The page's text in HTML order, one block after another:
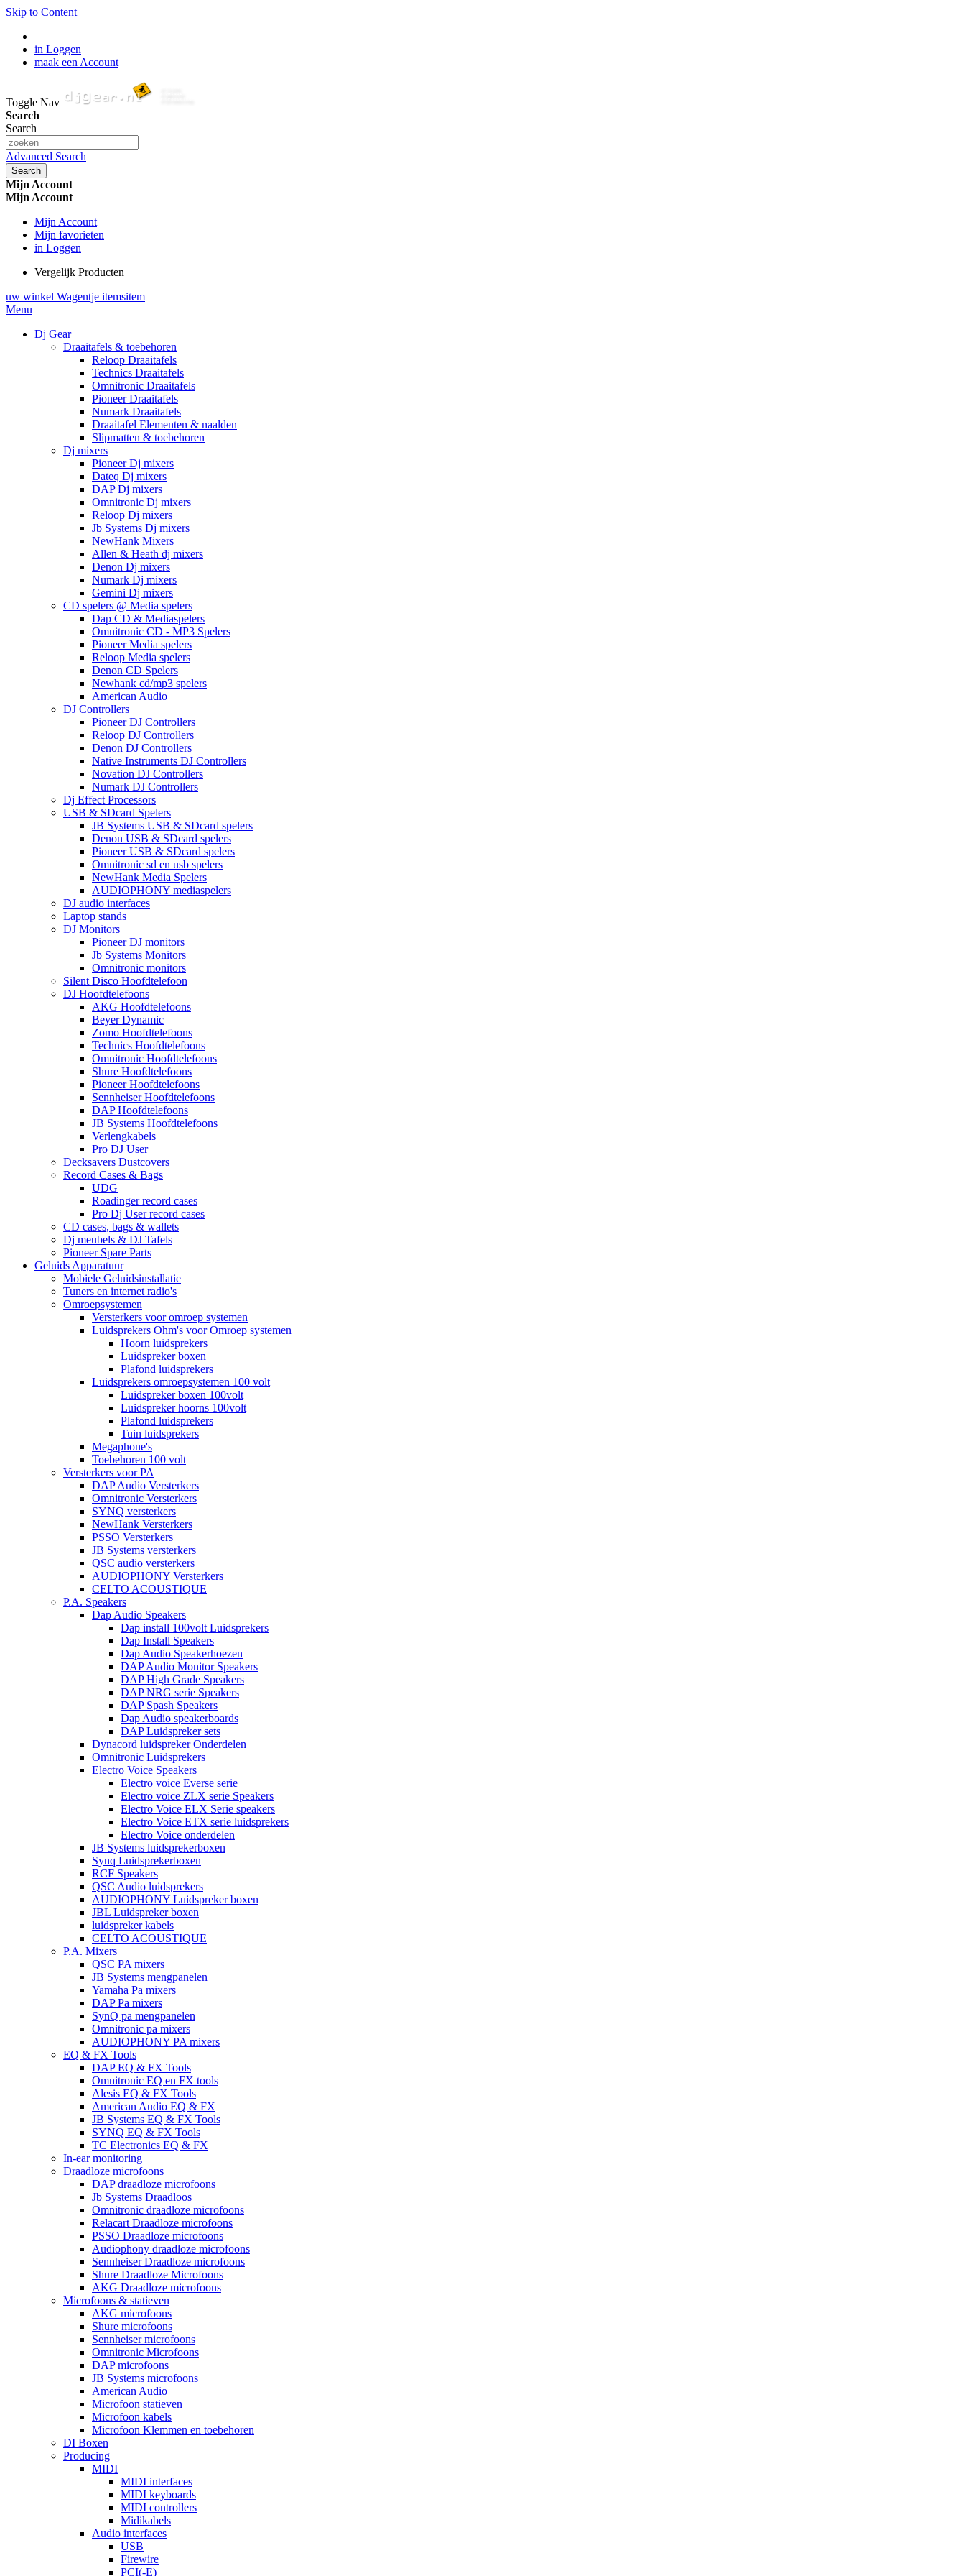
Skip to Content
in Loggen
maak een Account
Toggle Nav
Search
Search
Advanced Search
Search
Mijn Account
Mijn Account
Mijn Account
Mijn favorieten
in Loggen
Vergelijk Producten
uw winkel Wagentje itemsitem
Menu
Dj Gear
Draaitafels & toebehoren
Reloop Draaitafels
Technics Draaitafels
Omnitronic Draaitafels
Pioneer Draaitafels
Numark Draaitafels
Draaitafel Elementen & naalden
Slipmatten & toebehoren
Dj mixers
Pioneer Dj mixers
Dateq Dj mixers
DAP Dj mixers
Omnitronic Dj mixers
Reloop Dj mixers
Jb Systems Dj mixers
NewHank Mixers
Allen & Heath dj mixers
Denon Dj mixers
Numark Dj mixers
Gemini Dj mixers
CD spelers @ Media spelers
Dap CD & Mediaspelers
Omnitronic CD - MP3 Spelers
Pioneer Media spelers
Reloop Media spelers
Denon CD Spelers
Newhank cd/mp3 spelers
American Audio
DJ Controllers
Pioneer DJ Controllers
Reloop DJ Controllers
Denon DJ Controllers
Native Instruments DJ Controllers
Novation DJ Controllers
Numark DJ Controllers
Dj Effect Processors
USB & SDcard Spelers
JB Systems USB & SDcard spelers
Denon USB & SDcard spelers
Pioneer USB & SDcard spelers
Omnitronic sd en usb spelers
NewHank Media Spelers
AUDIOPHONY mediaspelers
DJ audio interfaces
Laptop stands
DJ Monitors
Pioneer DJ monitors
Jb Systems Monitors
Omnitronic monitors
Silent Disco Hoofdtelefoon
DJ Hoofdtelefoons
AKG Hoofdtelefoons
Beyer Dynamic
Zomo Hoofdtelefoons
Technics Hoofdtelefoons
Omnitronic Hoofdtelefoons
Shure Hoofdtelefoons
Pioneer Hoofdtelefoons
Sennheiser Hoofdtelefoons
DAP Hoofdtelefoons
JB Systems Hoofdtelefoons
Verlengkabels
Pro DJ User
Decksavers Dustcovers
Record Cases & Bags
UDG
Roadinger record cases
Pro Dj User record cases
CD cases, bags & wallets
Dj meubels & DJ Tafels
Pioneer Spare Parts
Geluids Apparatuur
Mobiele Geluidsinstallatie
Tuners en internet radio's
Omroepsystemen
Versterkers voor omroep systemen
Luidsprekers Ohm's voor Omroep systemen
Hoorn luidsprekers
Luidspreker boxen
Plafond luidsprekers
Luidsprekers omroepsystemen 100 volt
Luidspreker boxen 100volt
Luidspreker hoorns 100volt
Plafond luidsprekers
Tuin luidsprekers
Megaphone's
Toebehoren 100 volt
Versterkers voor PA
DAP Audio Versterkers
Omnitronic Versterkers
SYNQ versterkers
NewHank Versterkers
PSSO Versterkers
JB Systems versterkers
QSC audio versterkers
AUDIOPHONY Versterkers
CELTO ACOUSTIQUE
P.A. Speakers
Dap Audio Speakers
Dap install 100volt Luidsprekers
Dap Install Speakers
Dap Audio Speakerhoezen
DAP Audio Monitor Speakers
DAP High Grade Speakers
DAP NRG serie Speakers
DAP Spash Speakers
Dap Audio speakerboards
DAP Luidspreker sets
Dynacord luidspreker Onderdelen
Omnitronic Luidsprekers
Electro Voice Speakers
Electro voice Everse serie
Electro voice ZLX serie Speakers
Electro Voice ELX Serie speakers
Electro Voice ETX serie luidsprekers
Electro Voice onderdelen
JB Systems luidsprekerboxen
Synq Luidsprekerboxen
RCF Speakers
QSC Audio luidsprekers
AUDIOPHONY Luidspreker boxen
JBL Luidspreker boxen
luidspreker kabels
CELTO ACOUSTIQUE
P.A. Mixers
QSC PA mixers
JB Systems mengpanelen
Yamaha Pa mixers
DAP Pa mixers
SynQ pa mengpanelen
Omnitronic pa mixers
AUDIOPHONY PA mixers
EQ & FX Tools
DAP EQ & FX Tools
Omnitronic EQ en FX tools
Alesis EQ & FX Tools
American Audio EQ & FX
JB Systems EQ & FX Tools
SYNQ EQ & FX Tools
TC Electronics EQ & FX
In-ear monitoring
Draadloze microfoons
DAP draadloze microfoons
Jb Systems Draadloos
Omnitronic draadloze microfoons
Relacart Draadloze microfoons
PSSO Draadloze microfoons
Audiophony draadloze microfoons
Sennheiser Draadloze microfoons
Shure Draadloze Microfoons
AKG Draadloze microfoons
Microfoons & statieven
AKG microfoons
Shure microfoons
Sennheiser microfoons
Omnitronic Microfoons
DAP microfoons
JB Systems microfoons
American Audio
Microfoon statieven
Microfoon kabels
Microfoon Klemmen en toebehoren
DI Boxen
Producing
MIDI
MIDI interfaces
MIDI keyboards
MIDI controllers
Midikabels
Audio interfaces
USB
Firewire
PCI(-E)